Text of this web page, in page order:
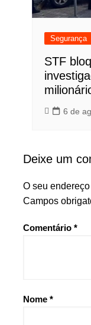
Segurança
STF
6 de
Deixe um
O seu
Campos
Comentário *
Nome *